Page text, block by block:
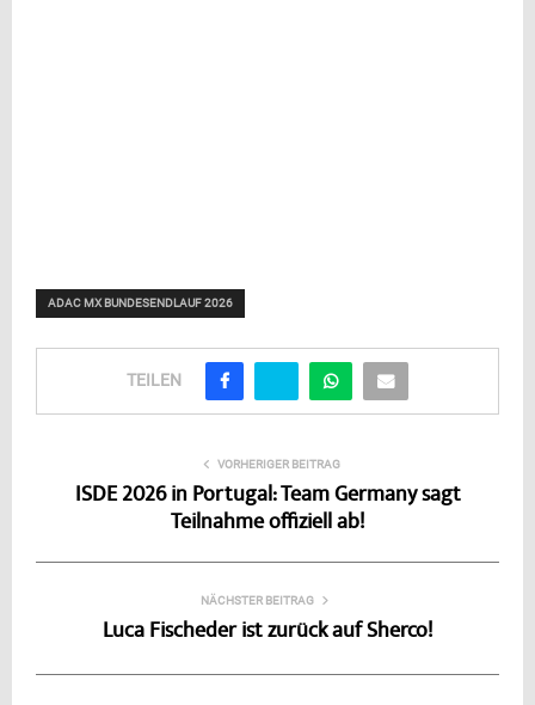
ADAC MX BUNDESENDLAUF 2026
TEILEN
VORHERIGER BEITRAG
ISDE 2026 in Portugal: Team Germany sagt
Teilnahme offiziell ab!
NÄCHSTER BEITRAG
Luca Fischeder ist zurück auf Sherco!